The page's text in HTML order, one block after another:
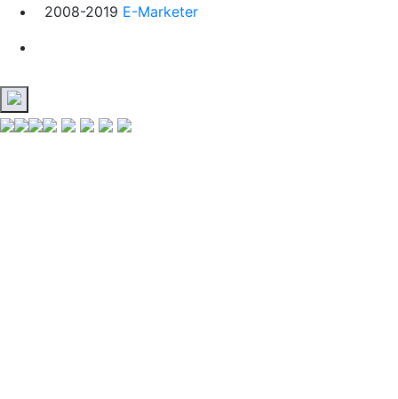
2008-2019 E-Marketer